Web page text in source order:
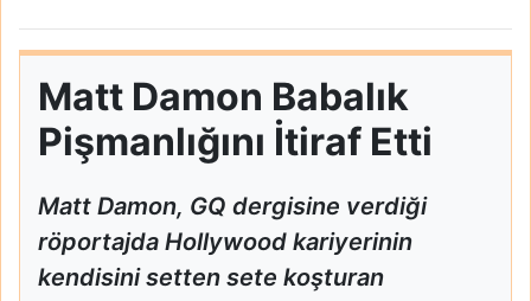
Matt Damon Babalık
Pişmanlığını İtiraf Etti
Matt Damon, GQ dergisine verdiği
röportajda Hollywood kariyerinin
kendisini setten sete koşturan